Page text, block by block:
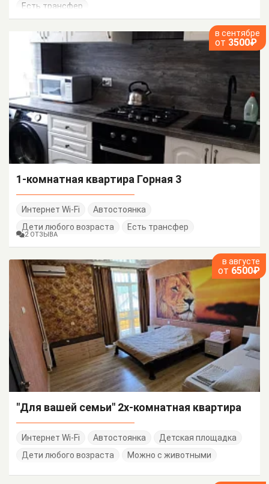
Есть трансфер
в сентябре
от 3500₽
1-комнатная квартира Горная 3
Интернет Wi-Fi
Автостоянка
Дети любого возраста
Есть трансфер
2 ОТЗЫВА
в августе
от 6500₽
"Для вашей семьи" 2х-комнатная квартира
Интернет Wi-Fi Автостоянка
Детская площадка
Дети любого возраста
Можно с животными